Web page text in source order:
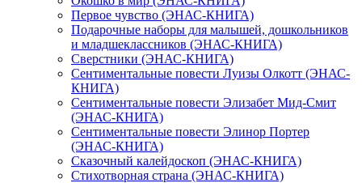
Первое чувство (ЭНАС-КНИГА)
Подарочные наборы для малышей, дошкольников
и младшеклассников (ЭНАС-КНИГА)
Сверстники (ЭНАС-КНИГА)
Сентиментальные повести Луизы Олкотт (ЭНАС-
КНИГА)
Сентиментальные повести Элизабет Мид-Смит
(ЭНАС-КНИГА)
Сентиментальные повести Элинор Портер
(ЭНАС-КНИГА)
Сказочный калейдоскоп (ЭНАС-КНИГА)
Стихотворная страна (ЭНАС-КНИГА)